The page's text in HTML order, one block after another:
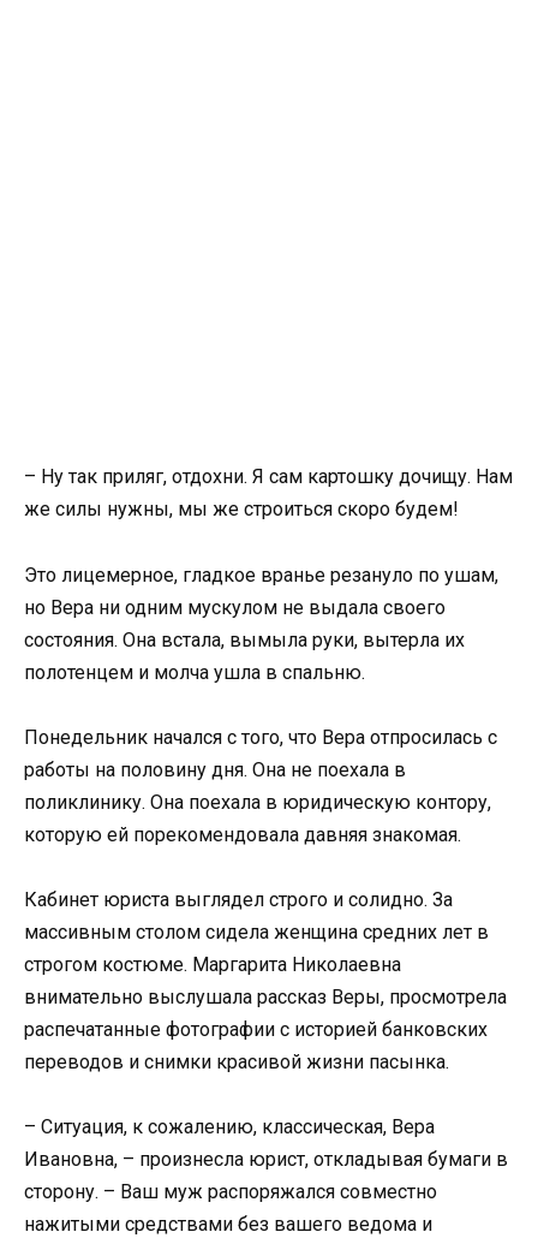
– Ну так приляг, отдохни. Я сам картошку дочищу. Нам
же силы нужны, мы же строиться скоро будем!
Это лицемерное, гладкое вранье резануло по ушам,
но Вера ни одним мускулом не выдала своего
состояния. Она встала, вымыла руки, вытерла их
полотенцем и молча ушла в спальню.
Понедельник начался с того, что Вера отпросилась с
работы на половину дня. Она не поехала в
поликлинику. Она поехала в юридическую контору,
которую ей порекомендовала давняя знакомая.
Кабинет юриста выглядел строго и солидно. За
массивным столом сидела женщина средних лет в
строгом костюме. Маргарита Николаевна
внимательно выслушала рассказ Веры, просмотрела
распечатанные фотографии с историей банковских
переводов и снимки красивой жизни пасынка.
– Ситуация, к сожалению, классическая, Вера
Ивановна, – произнесла юрист, откладывая бумаги в
сторону. – Ваш муж распоряжался совместно
нажитыми средствами без вашего ведома и